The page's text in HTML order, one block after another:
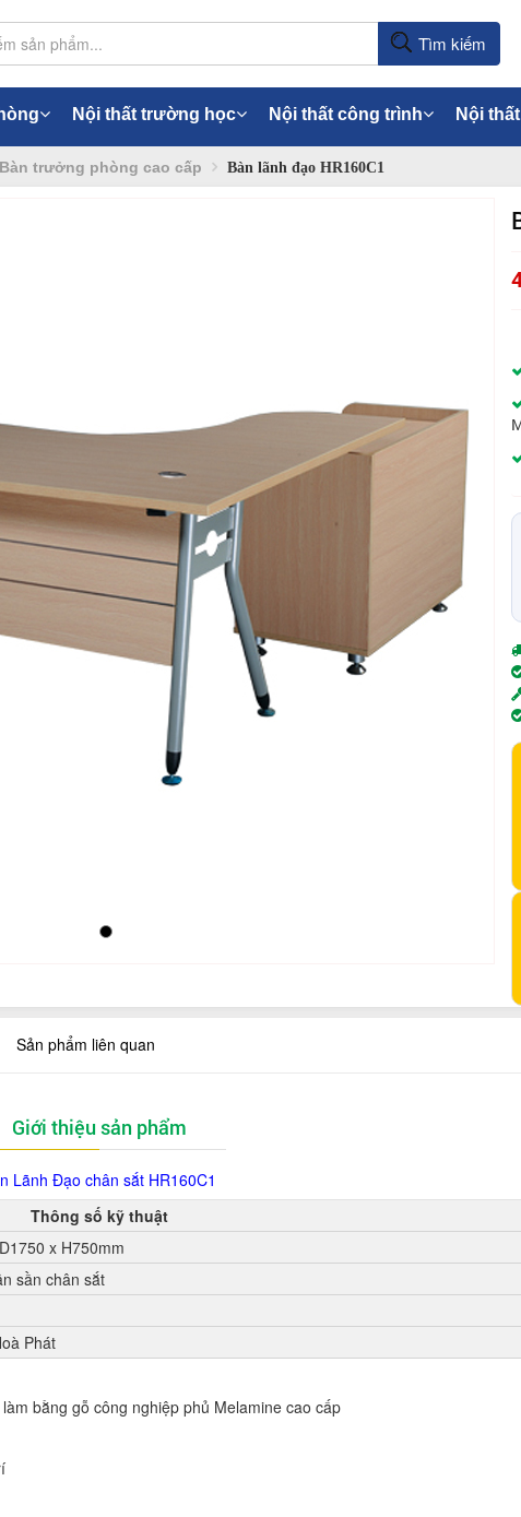
Tìm kiếm
Nội thất trường học Nội thất công trình Nội
Bàn trưởng phòng cao cấp Bàn lãnh đạo HR160C1
Sản phẩm liên quan
Giới thiệu sản phẩm
Lãnh Đạo chân sắt HR160C1
Thông số kỹ thuật
x H750mm
sần chân sắt
Phát
bằng gỗ công nghiệp phủ Melamine cao cấp